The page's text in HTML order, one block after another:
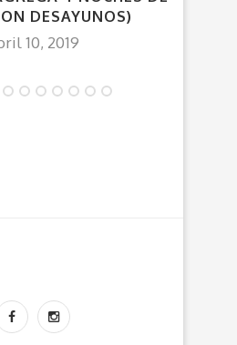
DESAYUNOS)
10, 2019